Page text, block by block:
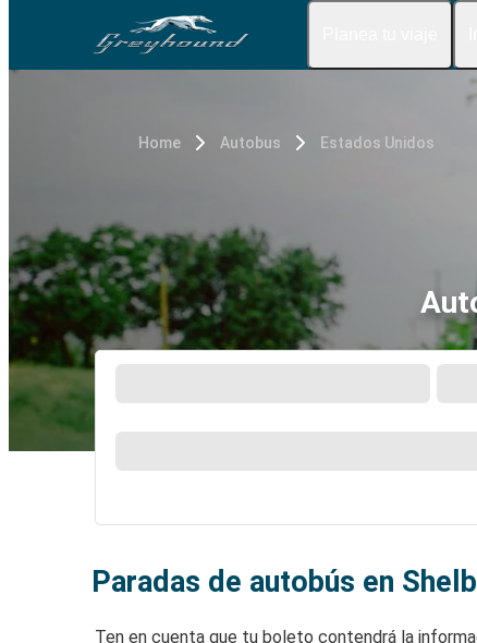
Home Autobus Estados Unidos
Paradas de autobús en
Ten en cuenta que tu boleto contendrá la